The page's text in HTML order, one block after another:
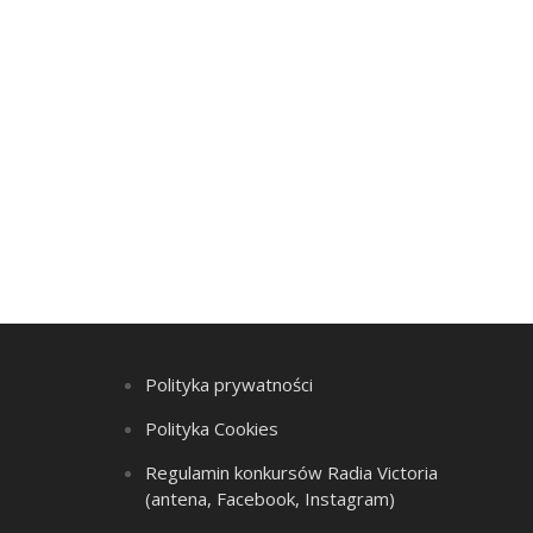
Polityka prywatności
Polityka Cookies
Regulamin konkursów Radia Victoria
(antena, Facebook, Instagram)